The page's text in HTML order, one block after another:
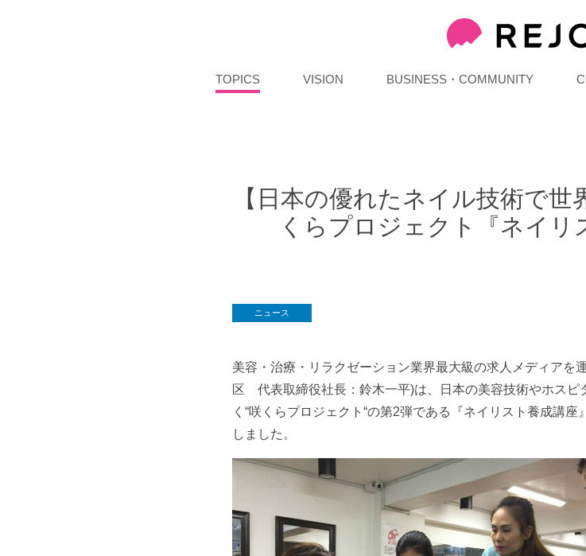
TOPICS VISION BUSINESS・COMMUNITY
【日本の優れたネイル技術で
くらプロジェクト『ネイリ
ニュース
美容・治療・リラクゼーション業界最大級の求人メディアを
区 代表取締役社長：鈴木一平)は、日本の美容技術やホスピ
く“咲くらプロジェクト“の第2弾である『ネイリスト養成講
しました。